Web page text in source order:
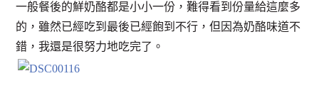
一般餐後的鮮奶酪都是小小一份，難得看到份量給這麼多
的，雖然已經吃到最後已經飽到不行，但因為奶酪味道不
錯，我還是很努力地吃完了。